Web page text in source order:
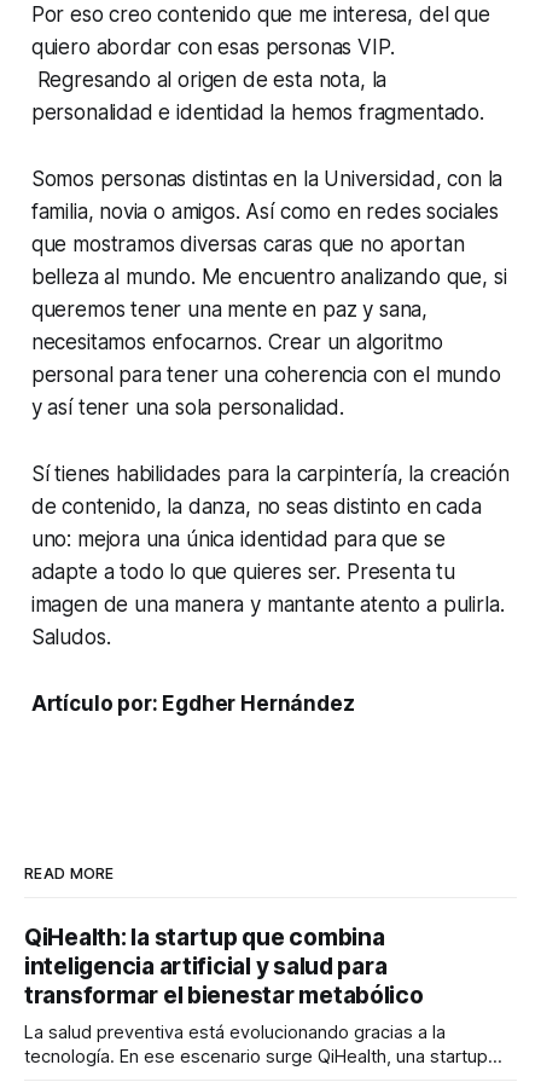
Por eso creo contenido que me interesa, del que
quiero abordar con esas personas VIP.
Regresando al origen de esta nota, la
personalidad e identidad la hemos fragmentado.
Somos personas distintas en la Universidad, con la
familia, novia o amigos. Así como en redes sociales
que mostramos diversas caras que no aportan
belleza al mundo. Me encuentro analizando que, si
queremos tener una mente en paz y sana,
necesitamos enfocarnos. Crear un algoritmo
personal para tener una coherencia con el mundo
y así tener una sola personalidad.
Sí tienes habilidades para la carpintería, la creación
de contenido, la danza, no seas distinto en cada
uno: mejora una única identidad para que se
adapte a todo lo que quieres ser. Presenta tu
imagen de una manera y mantante atento a pulirla.
Saludos.
Artículo por: Egdher Hernández
READ MORE
QiHealth: la startup que combina
inteligencia artificial y salud para
transformar el bienestar metabólico
La salud preventiva está evolucionando gracias a la
tecnología. En ese escenario surge QiHealth, una startup